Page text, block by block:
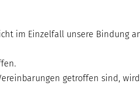
im Einzelfall unsere Bindung
getroffen sind,